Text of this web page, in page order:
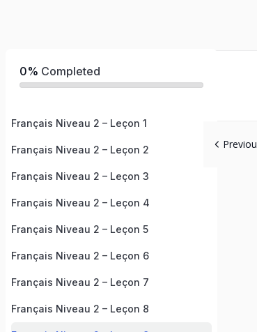
0% Completed
Français Niveau 2 – Leçon 1
Français Niveau 2 – Leçon 2
Français Niveau 2 – Leçon 3
Français Niveau 2 – Leçon 4
Français Niveau 2 – Leçon 5
Français Niveau 2 – Leçon 6
Français Niveau 2 – Leçon 7
Français Niveau 2 – Leçon 8